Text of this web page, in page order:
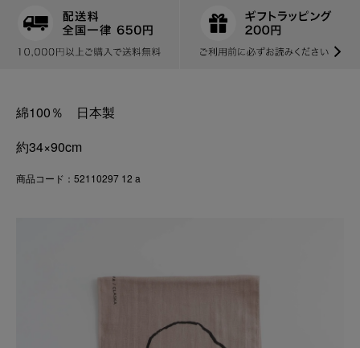
綿100％ 日本製
約34×90cm
商品コード：52110297 12 a